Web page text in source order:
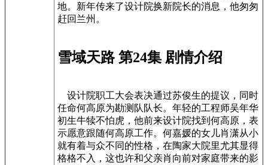
地。新年传来了设计院换新院长的消息，他匆匆
赶回兰州。
雪域天路 第24集 剧情介绍
设计院职工大会表决通过苏俊生的提议，同时
任命何高原为勘测队队长。年轻的工程师吴年华
初生牛犊不怕虎，他前来设计院找到何高原，表
示愿意跟随何高原工作。何嘉媛的女儿肖潇从小
就有着与众不同的性格，在陶家大院里尤其显得
格格不入，这也许和父亲肖向前对家庭带来的影